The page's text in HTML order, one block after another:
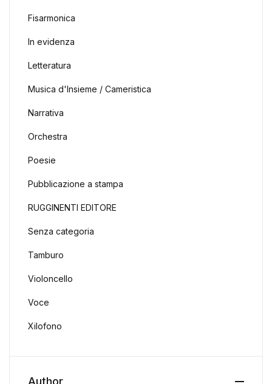
Fisarmonica
In evidenza
Letteratura
Musica d'Insieme / Cameristica
Narrativa
Orchestra
Poesie
Pubblicazione a stampa
RUGGINENTI EDITORE
Senza categoria
Tamburo
Violoncello
Voce
Xilofono
Author